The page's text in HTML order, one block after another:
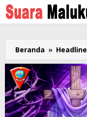
Lewati
ke
konten
Beranda » Headline